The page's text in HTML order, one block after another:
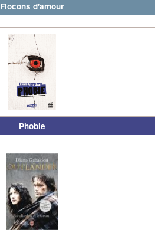
Flocons d'amour
Phobie